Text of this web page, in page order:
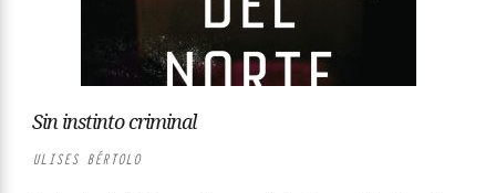
Sin instinto criminal
ULISES BÉRTOLO